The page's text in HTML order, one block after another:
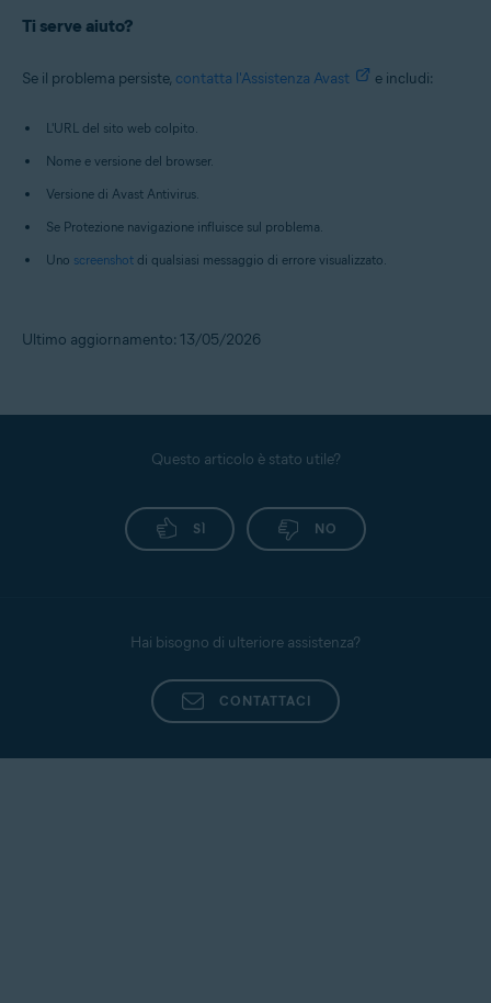
Ti serve aiuto?
Se il problema persiste, contatta l'Assistenza Avast e includi:
L'URL del sito web colpito.
Nome e versione del browser.
Versione di Avast Antivirus.
Se Protezione navigazione influisce sul problema.
Uno screenshot di qualsiasi messaggio di errore visualizzato.
Ultimo aggiornamento: 13/05/2026
Questo articolo è stato utile?
SÌ NO
Hai bisogno di ulteriore assistenza?
CONTATTACI